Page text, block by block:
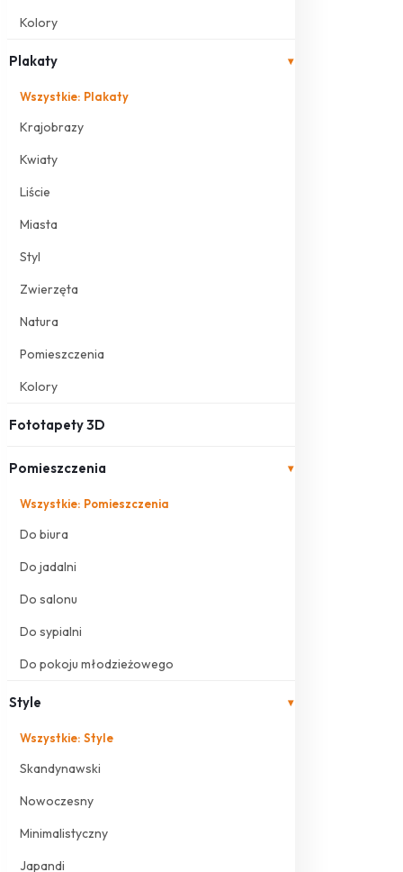
Kolory
Plakaty ▾
Wszystkie: Plakaty
Krajobrazy
Kwiaty
Liście
Miasta
Styl
Zwierzęta
Natura
Pomieszczenia
Kolory
Fototapety 3D
Pomieszczenia ▾
Wszystkie: Pomieszczenia
Do biura
Do jadalni
Do salonu
Do sypialni
Do pokoju młodzieżowego
Style ▾
Wszystkie: Style
Skandynawski
Nowoczesny
Minimalistyczny
Japandi